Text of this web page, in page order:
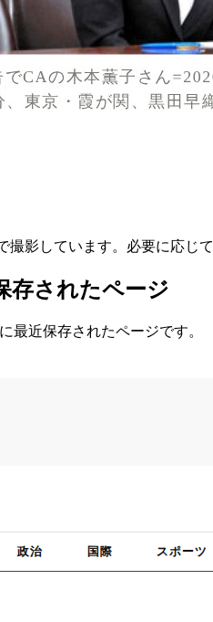
撮影しています。必要に応じ
存されたページ
最近保存されたページです。